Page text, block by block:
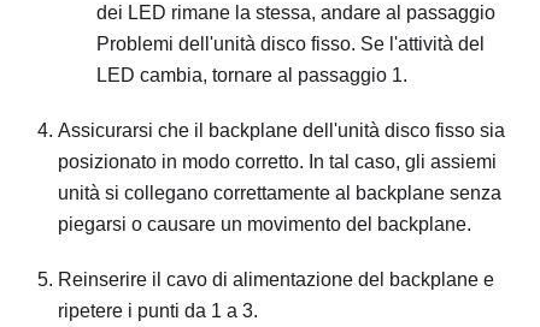
dei LED rimane la stessa, andare al passaggio
Problemi dell'unità disco fisso. Se l'attività del
LED cambia, tornare al passaggio 1.
Assicurarsi che il backplane dell'unità disco fisso sia
posizionato in modo corretto. In tal caso, gli assiemi
unità si collegano correttamente al backplane senza
piegarsi o causare un movimento del backplane.
Reinserire il cavo di alimentazione del backplane e
ripetere i punti da 1 a 3.